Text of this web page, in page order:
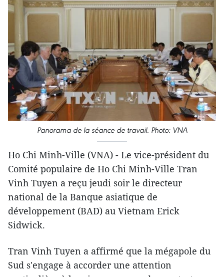
Panorama de la séance de travail. Photo: VNA
Ho Chi Minh-Ville (VNA) - Le vice-président du
Comité populaire de Ho Chi Minh-Ville Tran
Vinh Tuyen a reçu jeudi soir le directeur
national de la Banque asiatique de
développement (BAD) au Vietnam Erick
Sidwick.
Tran Vinh Tuyen a affirmé que la mégapole du
Sud s'engage à accorder une attention